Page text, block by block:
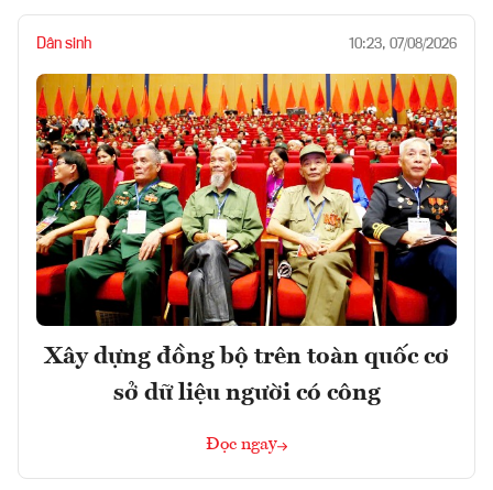
Dân sinh 10:23, 07/08/2026
Xây dựng đồng bộ trên toàn quốc cơ
sở dữ liệu người có công
Đọc ngay